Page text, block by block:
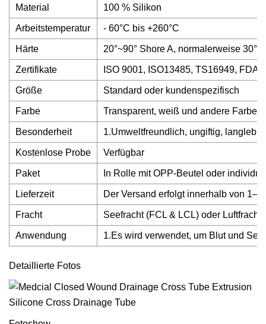
Material 100 % Silikon
Arbeitstemperatur - 60°C bis +260°C
Härte 20°~90° Shore A, normalerweise
Zertifikate ISO 9001, ISO13485, TS16949, FDA,
Größe Standard oder kundenspezifisch
Farbe Transparent, weiß und andere Farben
Besonderheit 1.Umweltfreundlich, ungiftig,
Kostenlose Probe Verfügbar
Paket In Rolle mit OPP-Beutel oder
Lieferzeit Der Versand erfolgt innerhalb von
Fracht Seefracht (FCL & LCL) oder Luftfracht
Anwendung 1.Es wird verwendet, um Blut und
Detaillierte Fotos